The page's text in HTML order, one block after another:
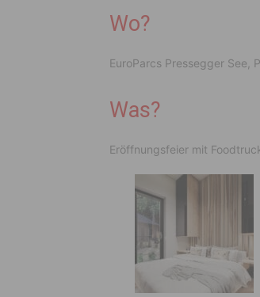
Wo?
EuroParcs Pressegger See,
Was?
Eröffnungsfeier mit